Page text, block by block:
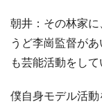
朝井：その林家
うど李崗監督が
も芸能活動をし
僕自身モデル活